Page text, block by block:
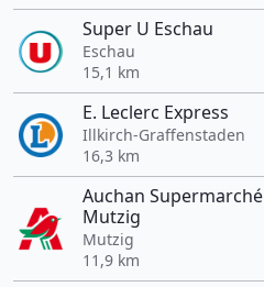
Super U Eschau
Eschau
15,1 km
E. Leclerc Express
Illkirch-Graffenstaden
16,3 km
Auchan Supermarché
Mutzig
Mutzig
11,9 km